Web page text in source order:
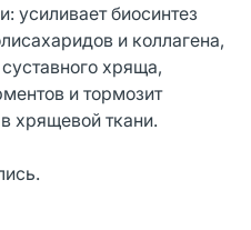
усиливает биосинтез
и коллагена,
хряща,
и тормозит
хрящевой ткани.